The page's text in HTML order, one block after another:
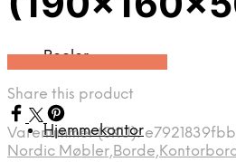
Reoler
Hjemmekontor
Share this product
Varenummer (SKU):
Nordic